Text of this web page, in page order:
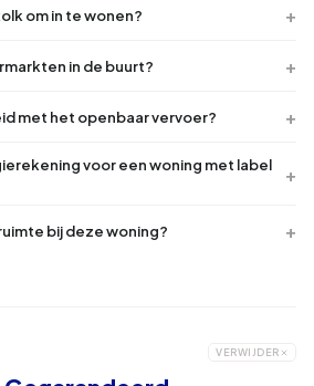
om in te wonen?
in de buurt?
met het openbaar vervoer?
voor een woning met label
bij deze woning?
VERWIJDER